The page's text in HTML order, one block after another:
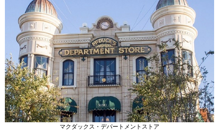
マクダックス・デパートメントストア